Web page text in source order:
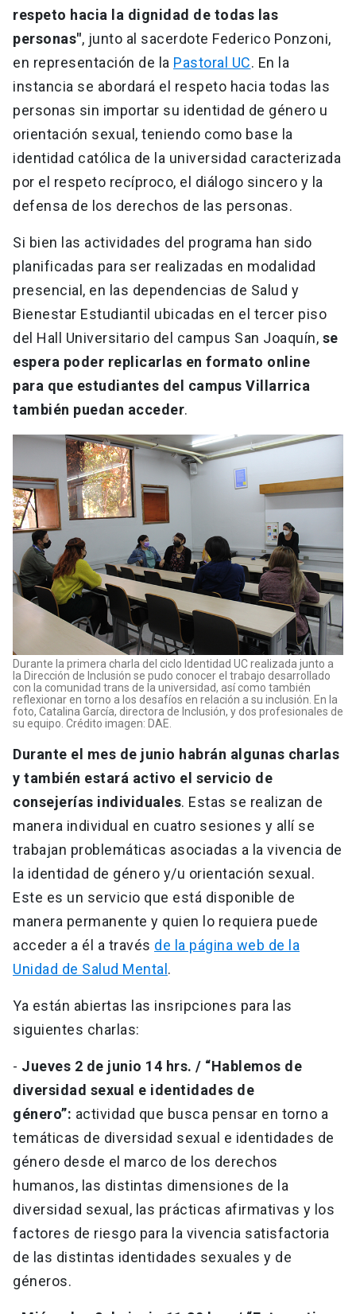
respeto hacia la dignidad de todas las
personas", junto al sacerdote Federico Ponzoni,
en representación de la Pastoral UC. En la
instancia se abordará el respeto hacia todas las
personas sin importar su identidad de género u
orientación sexual, teniendo como base la
identidad católica de la universidad caracterizada
por el respeto recíproco, el diálogo sincero y la
defensa de los derechos de las personas.
Si bien las actividades del programa han sido
planificadas para ser realizadas en modalidad
presencial, en las dependencias de Salud y
Bienestar Estudiantil ubicadas en el tercer piso
del Hall Universitario del campus San Joaquín, se
espera poder replicarlas en formato online
para que estudiantes del campus Villarrica
también puedan acceder.
Durante la primera charla del ciclo Identidad UC realizada junto a
la Dirección de Inclusión se pudo conocer el trabajo desarrollado
con la comunidad trans de la universidad, así como también
reflexionar en torno a los desafíos en relación a su inclusión. En la
foto, Catalina García, directora de Inclusión, y dos profesionales de
su equipo. Crédito imagen: DAE.
Durante el mes de junio habrán algunas charlas
y también estará activo el servicio de
consejerías individuales. Estas se realizan de
manera individual en cuatro sesiones y allí se
trabajan problemáticas asociadas a la vivencia de
la identidad de género y/u orientación sexual.
Este es un servicio que está disponible de
manera permanente y quien lo requiera puede
acceder a él a través de la página web de la
Unidad de Salud Mental .
Ya están abiertas las insripciones para las
siguientes charlas:
- Jueves 2 de junio 14 hrs. / “Hablemos de
diversidad sexual e identidades de
género”: actividad que busca pensar en torno a
temáticas de diversidad sexual e identidades de
género desde el marco de los derechos
humanos, las distintas dimensiones de la
diversidad sexual, las prácticas afirmativas y los
factores de riesgo para la vivencia satisfactoria
de las distintas identidades sexuales y de
géneros.